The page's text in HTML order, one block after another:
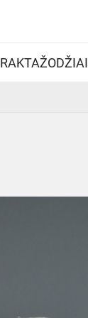
RAKTAŽODŽIAI